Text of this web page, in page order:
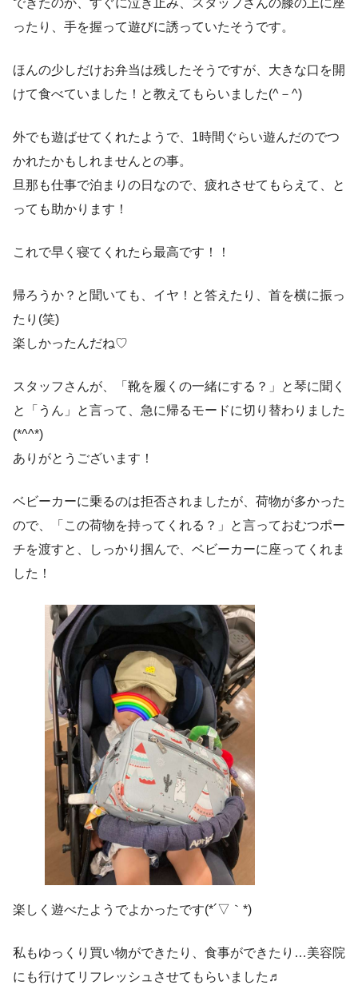
ったり、手を握って遊びに誘っていたそうです。
ほんの少しだけお弁当は残したそうですが、大きな口を開
けて食べていました！と教えてもらいました(^－^)
外でも遊ばせてくれたようで、1時間ぐらい遊んだのでつ
かれたかもしれませんとの事。
旦那も仕事で泊まりの日なので、疲れさせてもらえて、と
っても助かります！
これで早く寝てくれたら最高です！！
帰ろうか？と聞いても、イヤ！と答えたり、首を横に振っ
たり(笑)
楽しかったんだね♡
スタッフさんが、「靴を履くの一緒にする？」と琴に聞く
と「うん」と言って、急に帰るモードに切り替わりました
(*^^*)
ありがとうございます！
ベビーカーに乗るのは拒否されましたが、荷物が多かった
ので、「この荷物を持ってくれる？」と言っておむつポー
チを渡すと、しっかり掴んで、ベビーカーに座ってくれま
した！
楽しく遊べたようでよかったです(*´▽｀*)
私もゆっくり買い物ができたり、食事ができたり…美容院
にも行けてリフレッシュさせてもらいました♬